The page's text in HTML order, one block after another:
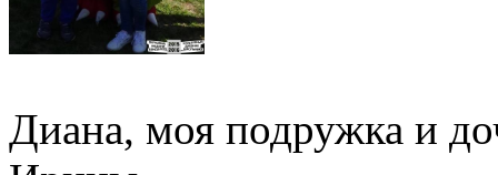
Диана, моя подружка и